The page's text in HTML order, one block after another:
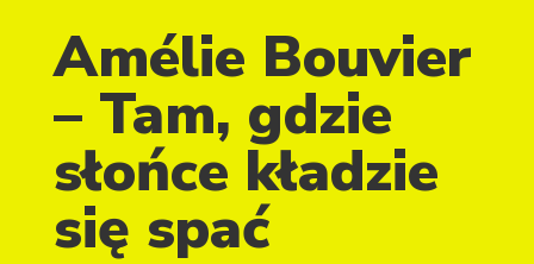
Amélie Bouvier
– Tam, gdzie
słońce kładzie
się spać